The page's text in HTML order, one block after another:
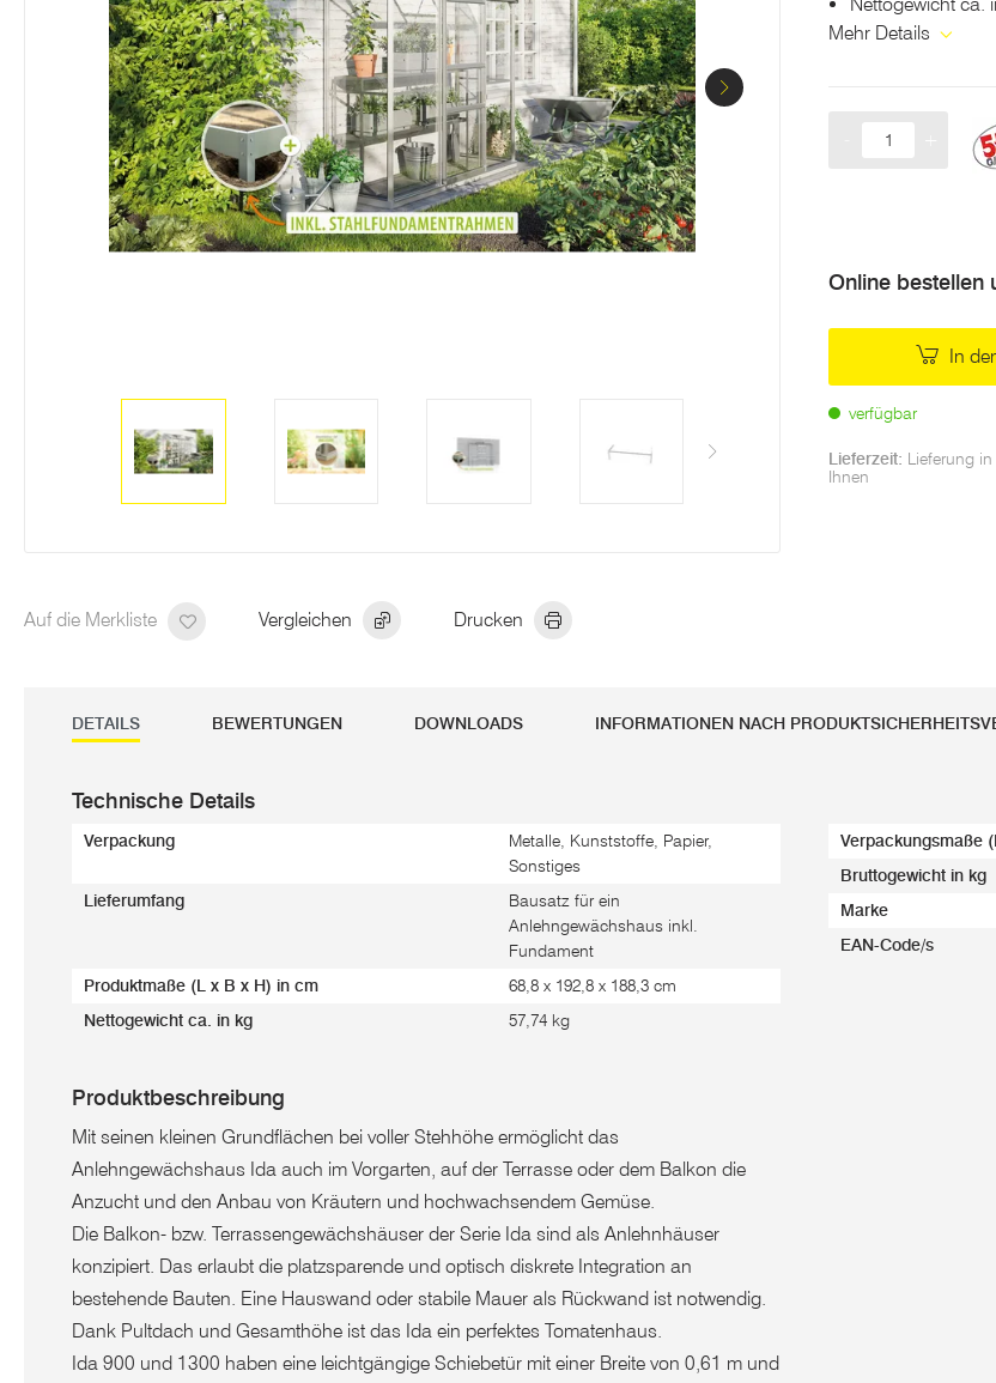
Auf die Merkliste Vergleichen Drucken
Mehr Details
Online bestellen
In
verfügbar
Lieferzeit: Lieferung
Ihnen
DETAILS BEWERTUNGEN DOWNLOADS INFORMATIONEN NACH
Technische Details
Verpackung
Metalle, Kunststoffe, Papier,
Sonstiges
Lieferumfang
Bausatz für ein
Anlehngewächshaus inkl.
Fundament
Produktmaße (L x B x H) in cm 68,8 x 192,8 x 188,3 cm
Nettogewicht ca. in kg 57,74 kg
Verpackungsmaße
Bruttogewicht in kg
Marke
EAN-Code/s
Produktbeschreibung
Mit seinen kleinen Grundflächen bei voller Stehhöhe ermöglicht das
Anlehngewächshaus Ida auch im Vorgarten, auf der Terrasse oder dem Balkon die
Anzucht und den Anbau von Kräutern und hochwachsendem Gemüse.
Die Balkon- bzw. Terrassengewächshäuser der Serie Ida sind als Anlehnhäuser
konzipiert. Das erlaubt die platzsparende und optisch diskrete Integration an
bestehende Bauten. Eine Hauswand oder stabile Mauer als Rückwand ist notwendig.
Dank Pultdach und Gesamthöhe ist das Ida ein perfektes Tomatenhaus.
Ida 900 und 1300 haben eine leichtgängige Schiebetür mit einer Breite von 0,61 m und